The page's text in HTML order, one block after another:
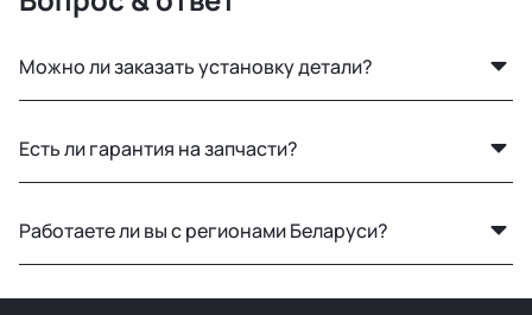
Можно ли заказать установку детали?
только на продаже автозапчастей.
Есть ли гарантия на запчасти?
установку. Если деталь не подошла или имеет
скрытый дефект — заменим или вернём деньги.
Работаете ли вы с регионами Беларуси?